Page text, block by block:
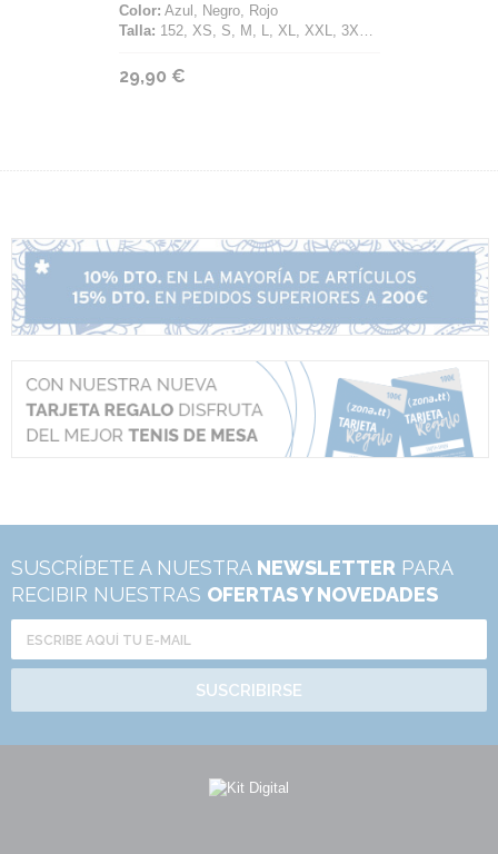
Color: Azul, Negro, Rojo
Talla: 152, XS, S, M, L, XL, XXL, 3XL, 4XL
29,90 €
SUSCRÍBETE A NUESTRA NEWSLETTER PARA
RECIBIR NUESTRAS OFERTAS Y NOVEDADES
SUSCRIBIRSE